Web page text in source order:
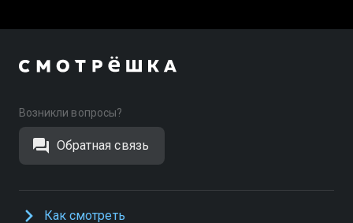
Возникли вопросы?
Обратная связь
Как смотреть